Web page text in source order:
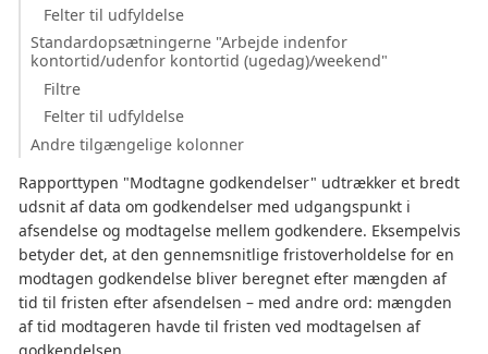
Felter til udfyldelse
Standardopsætningerne "Arbejde indenfor
kontortid/udenfor kontortid (ugedag)/weekend"
Filtre
Felter til udfyldelse
Andre tilgængelige kolonner
Rapporttypen "Modtagne godkendelser" udtrækker et bredt
udsnit af data om godkendelser med udgangspunkt i
afsendelse og modtagelse mellem godkendere. Eksempelvis
betyder det, at den gennemsnitlige fristoverholdelse for en
modtagen godkendelse bliver beregnet efter mængden af
tid til fristen efter afsendelsen – med andre ord: mængden
af tid modtageren havde til fristen ved modtagelsen af